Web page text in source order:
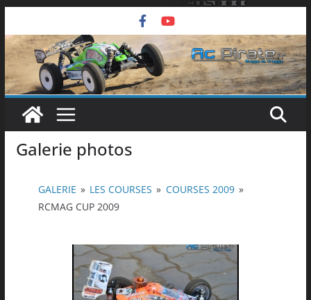
au
contenu
Galerie photos
GALERIE » LES COURSES » COURSES 2009 »
RCMAG CUP 2009